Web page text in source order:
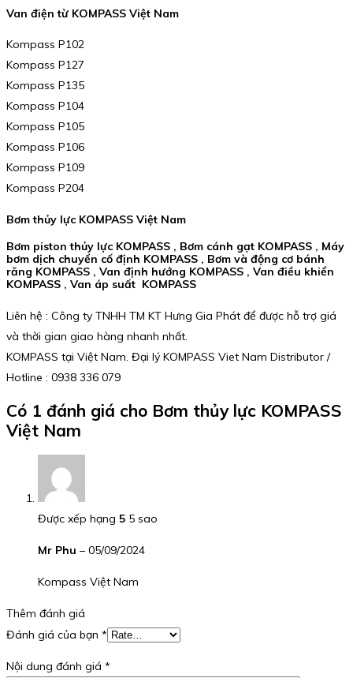
Van điện từ KOMPASS Việt Nam
Kompass P102
Kompass P127
Kompass P135
Kompass P104
Kompass P105
Kompass P106
Kompass P109
Kompass P204
Bơm thủy lực KOMPASS Việt Nam
Bơm piston thủy lực KOMPASS , Bơm cánh gạt KOMPASS , Máy
bơm dịch chuyển cố định KOMPASS , Bơm và động cơ bánh
răng KOMPASS , Van định hướng KOMPASS , Van điều khiển
KOMPASS , Van áp suất KOMPASS
Liên hệ : Công ty TNHH TM KT Hưng Gia Phát để được hỗ trợ giá
và thời gian giao hàng nhanh nhất.
KOMPASS tại Việt Nam. Đại lý KOMPASS Viet Nam Distributor /
Hotline : 0938 336 079
Có 1 đánh giá cho Bơm thủy lực KOMPASS
Việt Nam
Được xếp hạng 5 5 sao
Mr Phu – 05/09/2024
Kompass Việt Nam
Thêm đánh giá
Đánh giá của bạn *
Nội dung đánh giá *